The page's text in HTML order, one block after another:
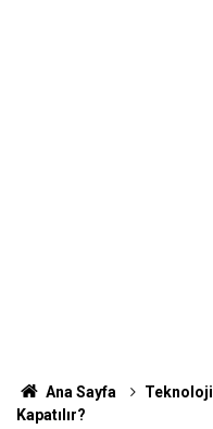
Ana Sayfa Teknoloji
Kapatılır?